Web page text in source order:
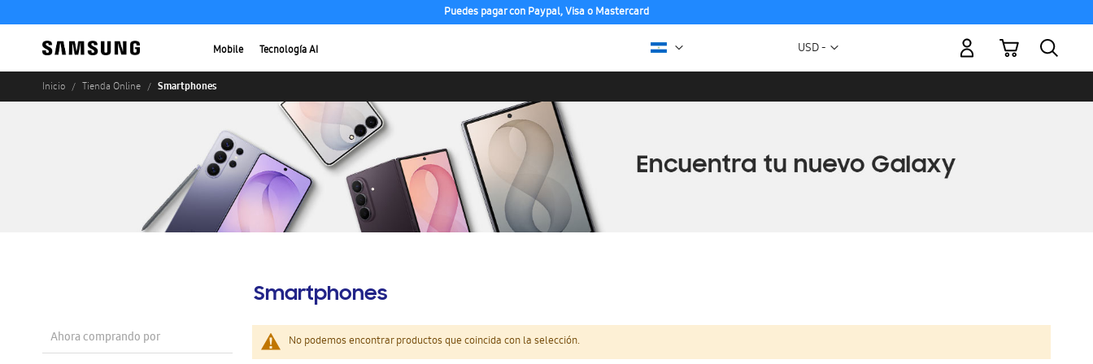
Puedes pagar con Paypal, Visa o Mastercard
Mobile Tecnología AI Moneda
USD -
Mi carrito
Inicio Tienda Online Smartphones
Smartphones
No podemos encontrar productos que coincida con la selección.
Ahora comprando por